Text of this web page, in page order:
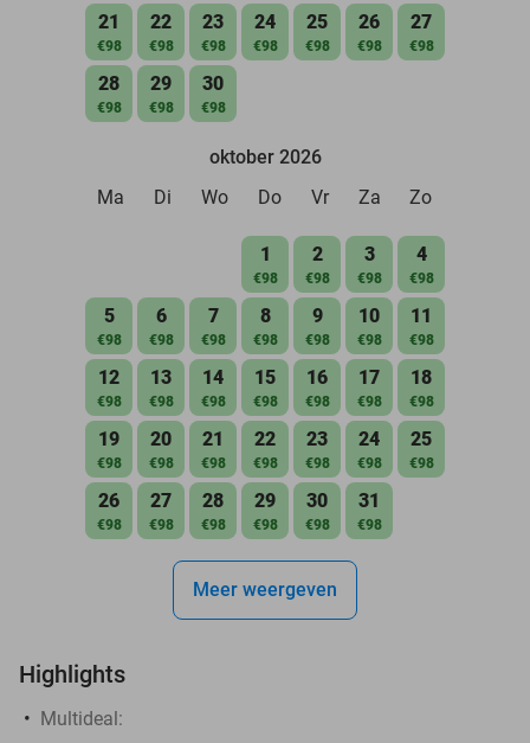
21
€98
22
€98
23
€98
24
€98
25
€98
26
€98
27
€98
28
€98
29
€98
30
€98
oktober 2026
Ma
Di Wo Do Vr Za Zo
1
€98
2
€98
3
€98
4
€98
5
€98
6
€98
7
€98
8
€98
9
€98
10
€98
11
€98
12
€98
13
€98
14
€98
15
€98
16
€98
17
€98
18
€98
19
€98
20
€98
21
€98
22
€98
23
€98
24
€98
25
€98
26
€98
27
€98
28
€98
29
€98
30
€98
31
€98
Meer weergeven
Highlights
Multideal: